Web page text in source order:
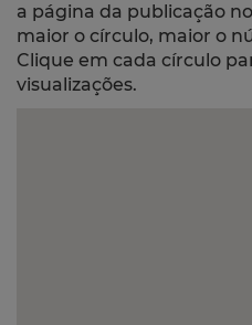
a página da publicação
maior o círculo, maior o
Clique em cada círculo
visualizações.